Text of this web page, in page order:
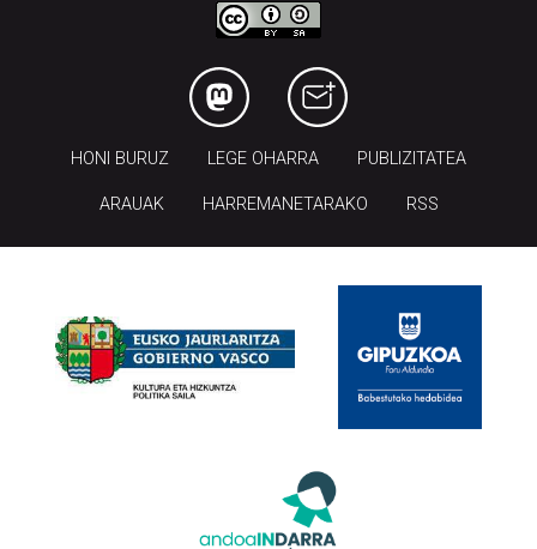
HONI BURUZ LEGE OHARRA PUBLIZITATEA
ARAUAK HARREMANETARAKO RSS